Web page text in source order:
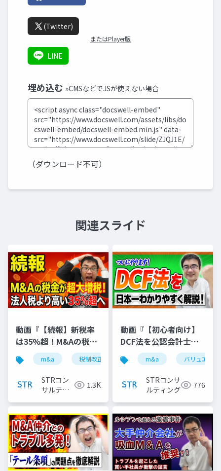
(Twitter)
またはPlayer版
LINE
埋め込む »CMSなどでJSが使えない場合
（ダウンロード不可）
関連スライド
動画『【続報】新税率
は35%超！M&Aの税金
が大幅増税｜3.5億円か
ら対象に』で投影した
m&a 税制改正 税金ミニマム課税 税理士
STRコン
サルティ
1.3K
動画『【初心者向け】
DCF法を公認会計士が
日本一わかりやすく解
説 』で投影した資料
m&a バリュエー
STRコンサ
ルティング
776